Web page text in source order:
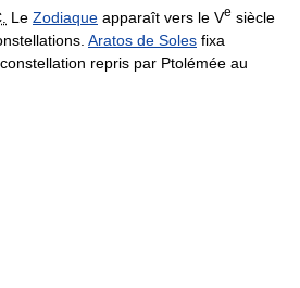
Le Zodiaque apparaît vers le Ve siècle
Aratos de Soles fixa
repris par Ptolémée au